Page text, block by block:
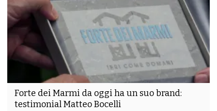
Forte dei Marmi da oggi ha un suo brand:
testimonial Matteo Bocelli